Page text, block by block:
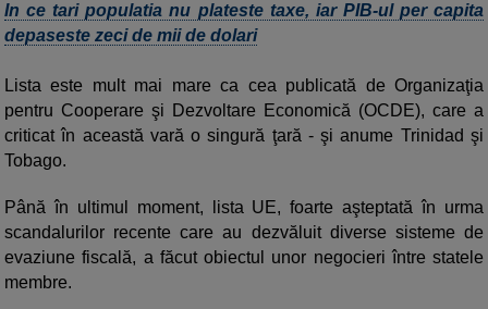
In ce tari populatia nu plateste taxe, iar PIB-ul per capita
depaseste zeci de mii de dolari
Lista este mult mai mare ca cea publicată de Organizaţia
pentru Cooperare şi Dezvoltare Economică (OCDE), care a
criticat în această vară o singură ţară - şi anume Trinidad şi
Tobago.
Până în ultimul moment, lista UE, foarte aşteptată în urma
scandalurilor recente care au dezvăluit diverse sisteme de
evaziune fiscală, a făcut obiectul unor negocieri între statele
membre.